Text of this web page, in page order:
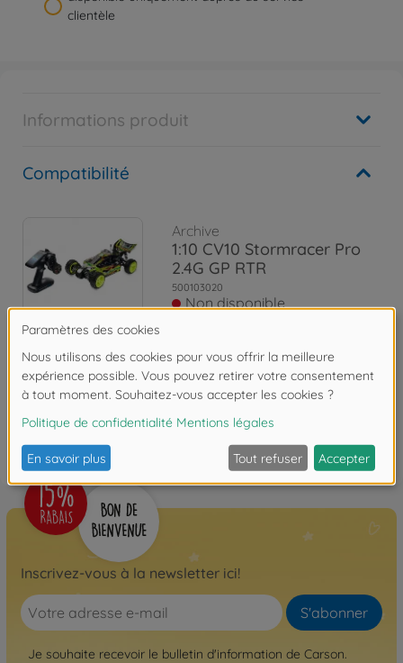
clientèle
Informations produit
Compatibilité
Archive
1:10 CV10 Stormracer Pro
2.4G GP RTR
500103020
Non disponible
Les avis
FAQ
Inscrivez-vous à la newsletter ici!
S'abonner
Je souhaite recevoir le bulletin d'information de Carson.